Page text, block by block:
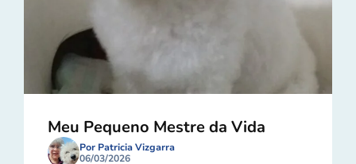
Meu Pequeno Mestre da Vida
Por Patricia Vizgarra
06/03/2026